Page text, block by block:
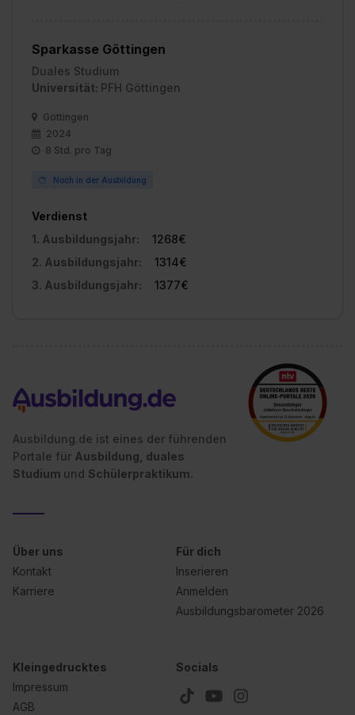
Sparkasse Göttingen
Duales Studium
Universität: PFH Göttingen
Göttingen
2024
8 Std. pro Tag
Noch in der Ausbildung
Verdienst
1. Ausbildungsjahr:
1268€
2. Ausbildungsjahr:
1314€
3. Ausbildungsjahr:
1377€
Ausbildung.de ist eines der führenden
Portale für Ausbildung, duales
Studium und Schülerpraktikum.
Über uns
Kontakt
Karriere
Für dich
Inserieren
Anmelden
Ausbildungsbarometer 2026
Kleingedrucktes
Impressum
AGB
Socials